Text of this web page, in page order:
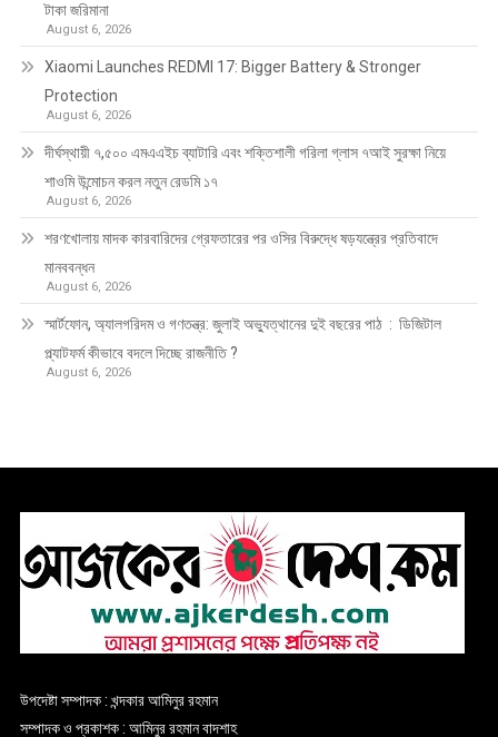
টাকা জরিমানা
August 6, 2026
Xiaomi Launches REDMI 17: Bigger Battery & Stronger
Protection
August 6, 2026
দীর্ঘস্থায়ী ৭,৫০০ এমএএইচ ব্যাটারি এবং শক্তিশালী গরিলা গ্লাস ৭আই সুরক্ষা নিয়ে
শাওমি উন্মোচন করল নতুন রেডমি ১৭
August 6, 2026
শরণখোলায় মাদক কারবারিদের গ্রেফতারের পর ওসির বিরুদ্ধে ষড়যন্ত্রের প্রতিবাদে
মানববন্ধন
August 6, 2026
স্মার্টফোন, অ্যালগরিদম ও গণতন্ত্র: জুলাই অভ্যুত্থানের দুই বছরের পাঠ : ডিজিটাল
প্ল্যাটফর্ম কীভাবে বদলে দিচ্ছে রাজনীতি ?
August 6, 2026
উপদেষ্টা সম্পাদক : খন্দকার আমিনুর রহমান
সম্পাদক ও প্রকাশক : আমিনুর রহমান বাদশাহ